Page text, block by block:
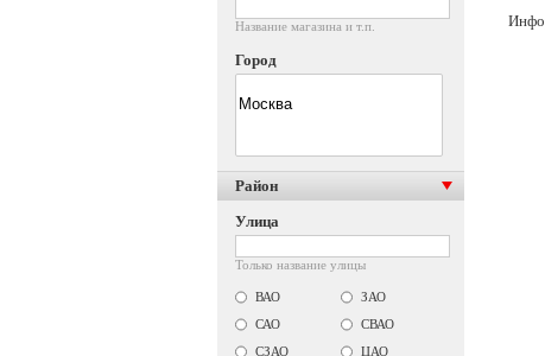
Название магазина и т.п.
Город
Район
Улица
Только название улицы
ВАО
ЗАО
САО
СВАО
СЗАО
ЦАО